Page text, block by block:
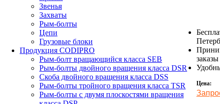
Звенья
Захваты
Рым-болты
Цепи
Грузовые блоки
Продукция CODIPRO
Рым-болт вращающийся класса SEB
Рым-болты двойного вращения класса DSR
Скоба двойного вращения класса DSS
Рым-болты тройного вращения класса TSR
Рым-болты с двумя плоскостями вращения
заказы
Цена: